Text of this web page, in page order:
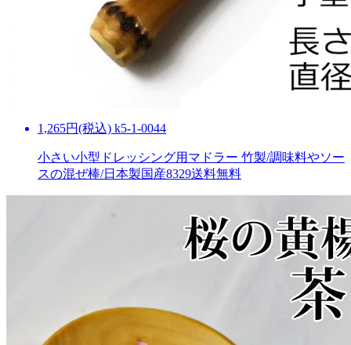
1,265円(税込) k5-1-0044
小さい小型ドレッシング用マドラー 竹製/調味料やソー
スの混ぜ棒/日本製国産8329送料無料